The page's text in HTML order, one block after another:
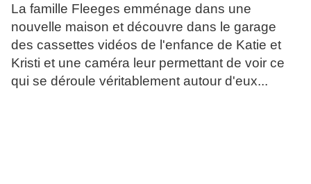
La famille Fleeges emménage dans une
nouvelle maison et découvre dans le garage
des cassettes vidéos de l'enfance de Katie et
Kristi et une caméra leur permettant de voir ce
qui se déroule véritablement autour d'eux...